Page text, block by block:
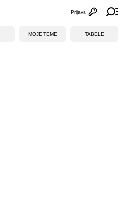
Otvori
Prijava
MOJE TEME TABELE